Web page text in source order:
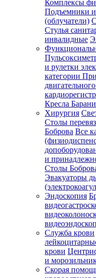
Комплексы
Подъемники
(облучатели)
Стулья
инвалидные
и рулетки
категории
Кресла Барани
Хирургия
Столы
Боброва Все
и
Столы
Эвакуаторы
Эндоскопия
Служба крови
крови
и
Скорая